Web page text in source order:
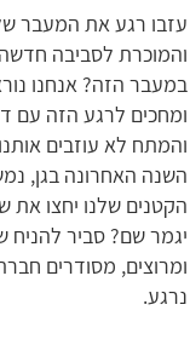
עזבו רגע את המעבר
והמוכרת לסביבה
במעבר הזה? אנחנו
ומחכים לרגע הזה עם
והמתח לא עוזבים
השנה האחרונה בגן,
הקטנים שלנו יחצו את
יגמר שם? סביר להניח
ומרוצים, מסודרים
נרגע.